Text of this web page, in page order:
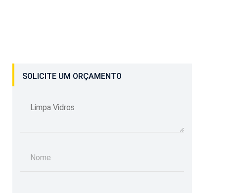
SOLICITE UM ORÇAMENTO